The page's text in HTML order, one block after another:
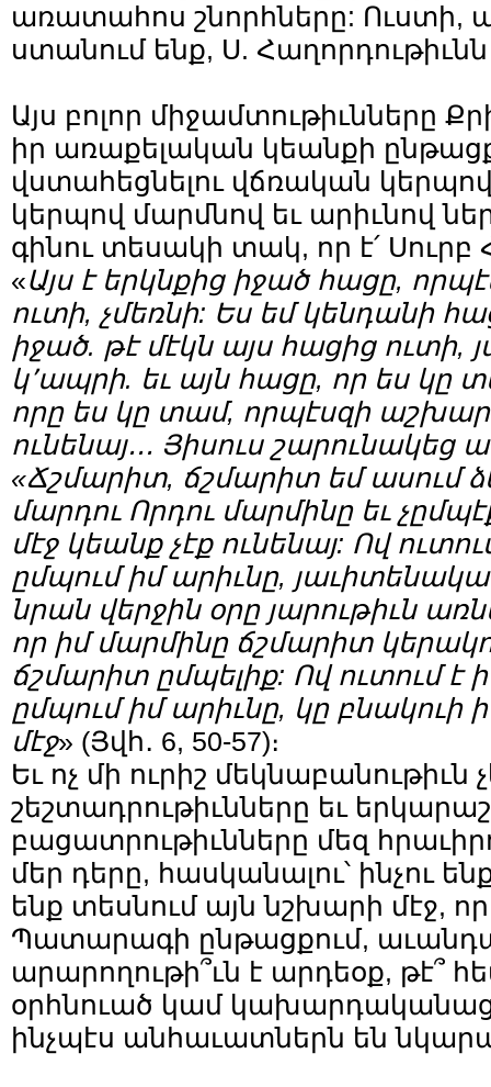
առատահոս շնորհները: Ուստի,
ստանում ենք, Ս. Հաղորդութիւնն
Այս բոլոր միջամտութիւնները
իր առաքելական կեանքի
վստահեցնելու վճռական
կերպով մարմնով եւ արիւնով
գինու տեսակի տակ, որ է՛ Սուրբ
«Այս է երկնքից իջած հացը,
ուտի, չմեռնի: Ես եմ կենդանի
իջած. թէ մէկն այս հացից ուտի,
կ՚ապրի. եւ այն հացը, որ ես կը
որը ես կը տամ, որպէսզի
ունենայ․․․ Յիսուս շարունակեց
«Ճշմարիտ, ճշմարիտ եմ ասում
մարդու Որդու մարմինը եւ
մէջ կեանք չէք ունենայ: Ով
ըմպում իմ արիւնը,
նրան վերջին օրը յարութիւն
որ իմ մարմինը ճշմարիտ
ճշմարիտ ըմպելիք: Ով ուտում է
ըմպում իմ արիւնը, կը բնակուի
մէջ» (Յվհ․ 6, 50-57)։
Եւ ոչ մի ուրիշ մեկնաբանութիւն
շեշտադրութիւնները եւ
բացատրութիւնները մեզ
մեր դերը, հասկանալու՝ ինչու
ենք տեսնում այն նշխարի մէջ,
Պատարագի ընթացքում,
արարողութի՞ւն է արդեօք, թէ՞
օրհնուած կամ
ինչպէս անհաւատներն են